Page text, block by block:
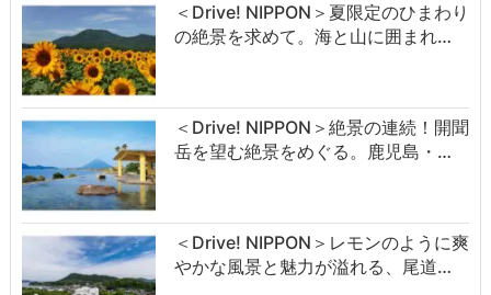
＜Drive! NIPPON＞夏限定のひまわり
の絶景を求めて。海と山に囲まれ…
＜Drive! NIPPON＞絶景の連続！開聞
岳を望む絶景をめぐる。鹿児島・…
＜Drive! NIPPON＞レモンのように爽
やかな風景と魅力が溢れる、尾道…